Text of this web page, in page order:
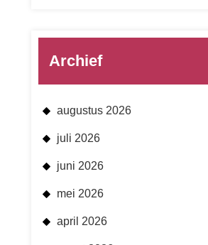
Archief
augustus 2026
juli 2026
juni 2026
mei 2026
april 2026